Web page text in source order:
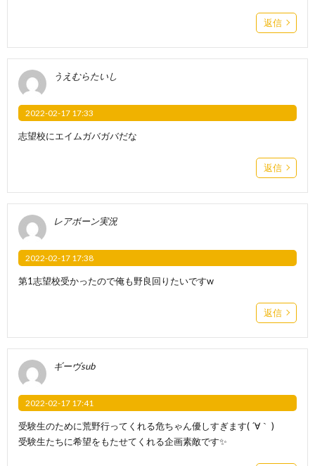
返信
うえむらたいし
2022-02-17 17:33
志望校にエイムガバガバだな
返信
レアボーン実況
2022-02-17 17:38
第1志望校受かったので俺も野良回りたいですw
返信
ギーヴsub
2022-02-17 17:41
受験生のために荒野行ってくれる危ちゃん優しすぎます( ´∀｀ )
受験生たちに希望をもたせてくれる企画素敵です✨